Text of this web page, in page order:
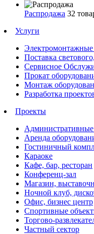
Распродажа 32
Услуги
Поставка
Сервисное
Прокат
Монтаж
Разработка
Проекты
Аренда
Гостиничный
Караоке
Кафе, бар, ресторан
Конференц-зал
Магазин,
Ночной клуб,
Офис, бизнес центр
Спортивные
Торгово-
Частный сектор